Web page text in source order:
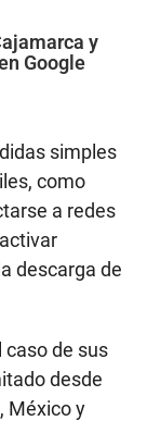
y
Google
simples
como
a redes
descarga de
caso de sus
desde
México y